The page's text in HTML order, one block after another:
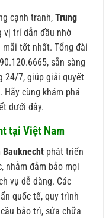
cạnh tranh, Trung
vị trí dẫn đầu nhờ
tốt nhất. Tổng đài
sẵn sàng
24/7, giúp giải quyết
Hãy cùng khám phá
dưới đây.
tại Việt Nam
Bauknecht phát triển
nhằm đảm bảo mọi
vụ dễ dàng. Các
quốc tế, quy trình
bảo trì, sửa chữa